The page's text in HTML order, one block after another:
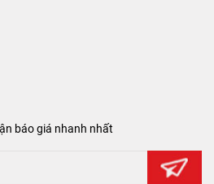
báo giá nhanh nhất